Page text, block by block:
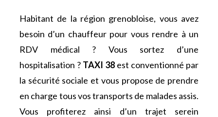
Habitant de la région grenobloise, vous avez
besoin d’un chauffeur pour vous rendre à un
RDV médical ? Vous sortez d’une
hospitalisation ? TAXI 38 est conventionné par
la sécurité sociale et vous propose de prendre
en charge tous vos transports de malades assis.
Vous profiterez ainsi d’un trajet serein